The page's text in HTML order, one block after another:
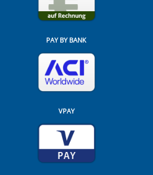
PAY BY BANK
VPAY